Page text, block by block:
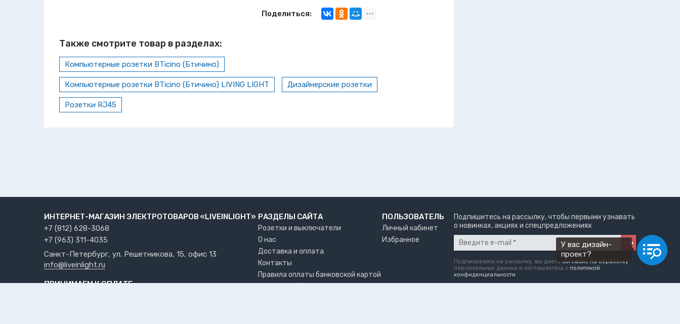
Поделиться:
Также смотрите товар в разделах:
Компьютерные розетки BTicino (Бтичино)
Компьютерные розетки BTicino (Бтичино) LIVING LIGHT Дизайнерские розетки
Розетки RJ45
ИНТЕРНЕТ-МАГАЗИН ЭЛЕКТРОТОВАРОВ «LIVEINLIGHT»
+7 (812) 628-3068
+7 (963) 311-4035
Санкт-Петербург, ул. Решетникова, 15, офис 13
info@liveinlight.ru
ПРИНИМАЕМ К ОПЛАТЕ
РАЗДЕЛЫ САЙТА
Розетки и выключатели
О нас
Доставка и оплата
Контакты
Правила оплаты банковской картой
ПОЛЬЗОВАТЕЛЬ
Личный кабинет
Избранное
Подпишитесь на рассылку, чтобы первыми узнавать
о новинках, акциях и спецпредложениях
Подписываясь на рассылку, вы даете согласие на обработку
персональных данных и соглашаетесь c политикой
конфиденциальности
У вас дизайн-
проект?